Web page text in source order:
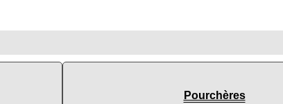
Pourchères